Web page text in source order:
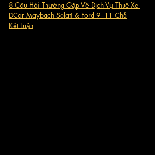
8 Câu Hỏi Thường Gặp Về Dịch Vụ Thuê Xe
DCar Maybach Solati & Ford 9–11 Chỗ
Kết Luận